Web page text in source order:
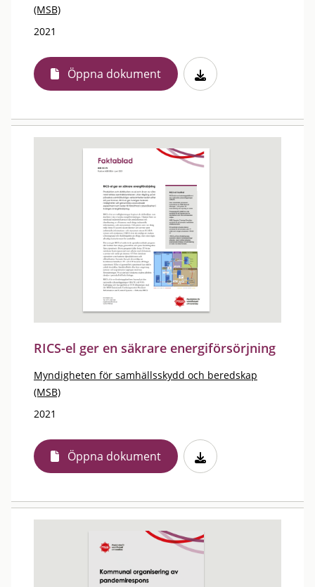
(MSB)
2021
Öppna dokument
RICS-el ger en säkrare energiförsörjning
Myndigheten för samhällsskydd och beredskap
(MSB)
2021
Öppna dokument